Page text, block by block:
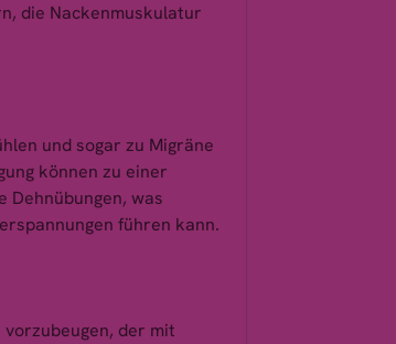
die Nackenmuskulatur
und sogar zu Migräne
können zu einer
was
führen kann.
vorzubeugen, der mit